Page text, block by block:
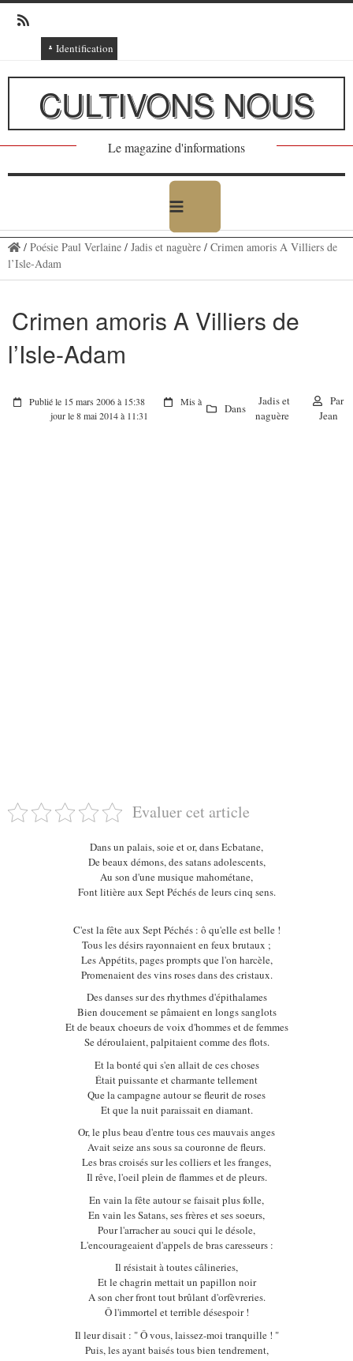
Identification
Connexion
Connexion via Facebook
Inscription
Ajout texte ou poème
CULTIVONS NOUS
Le magazine d'informations
/ Poésie Paul Verlaine/ Jadis et naguère/ Crimen amoris A Villiers de
l’Isle-Adam
Crimen amoris A Villiers de
l’Isle-Adam
Publié le 15 mars 2006 à 15:38
Mis à
jour le 8 mai 2014 à 11:31
Dans
Jadis et
naguère
Par
Jean
Evaluer cet article
Dans un palais, soie et or, dans Ecbatane,
De beaux démons, des satans adolescents,
Au son d'une musique mahométane,
Font litière aux Sept Péchés de leurs cinq sens.
C'est la fête aux Sept Péchés : ô qu'elle est belle !
Tous les désirs rayonnaient en feux brutaux ;
Les Appétits, pages prompts que l'on harcèle,
Promenaient des vins roses dans des cristaux.
Des danses sur des rhythmes d'épithalames
Bien doucement se pâmaient en longs sanglots
Et de beaux choeurs de voix d'hommes et de femmes
Se déroulaient, palpitaient comme des flots.
Et la bonté qui s'en allait de ces choses
Était puissante et charmante tellement
Que la campagne autour se fleurit de roses
Et que la nuit paraissait en diamant.
Or, le plus beau d'entre tous ces mauvais anges
Avait seize ans sous sa couronne de fleurs.
Les bras croisés sur les colliers et les franges,
Il rêve, l'oeil plein de flammes et de pleurs.
En vain la fête autour se faisait plus folle,
En vain les Satans, ses frères et ses soeurs,
Pour l'arracher au souci qui le désole,
L'encourageaient d'appels de bras caresseurs :
Il résistait à toutes câlineries,
Et le chagrin mettait un papillon noir
A son cher front tout brûlant d'orfèvreries.
Ô l'immortel et terrible désespoir !
Il leur disait : " Ô vous, laissez-moi tranquille ! "
Puis, les ayant baisés tous bien tendrement,